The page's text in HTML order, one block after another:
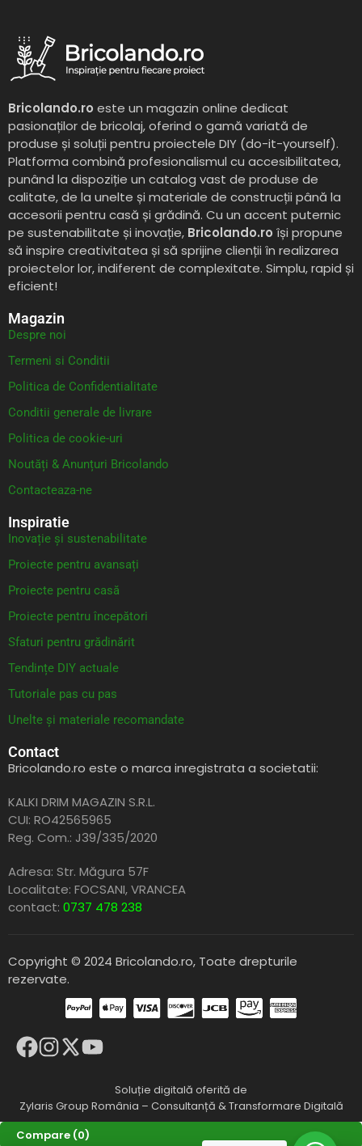
Bricolando.ro este un magazin online dedicat
pasionaților de bricolaj, oferind o gamă variată de
produse și soluții pentru proiectele DIY (do-it-yourself).
Platforma combină profesionalismul cu accesibilitatea,
punând la dispoziție un catalog vast de produse de
calitate, de la unelte și materiale de construcții până la
accesorii pentru casă și grădină. Cu un accent puternic
pe sustenabilitate și inovație, Bricolando.ro își propune
să inspire creativitatea și să sprijine clienții în realizarea
proiectelor lor, indiferent de complexitate. Simplu, rapid și
eficient!
Magazin
Despre noi
Termeni si Conditii
Politica de Confidentialitate
Conditii generale de livrare
Politica de cookie-uri
Noutăți & Anunțuri Bricolando
Contacteaza-ne
Inspiratie
Inovație și sustenabilitate
Proiecte pentru avansați
Proiecte pentru casă
Proiecte pentru începători
Sfaturi pentru grădinărit
Tendințe DIY actuale
Tutoriale pas cu pas
Unelte și materiale recomandate
Contact
Bricolando.ro este o marca inregistrata a societatii:
KALKI DRIM MAGAZIN S.R.L.
CUI: RO42565965
Reg. Com.: J39/335/2020
Adresa: Str. Măgura 57F
Localitate: FOCSANI,VRANCEA
contact: 0737 478 238
Copyright © 2024 Bricolando.ro, Toate drepturile
rezervate.
Soluție digitală oferită de
Zylaris Group România – Consultanță & Transformare Digitală
Compare (0)